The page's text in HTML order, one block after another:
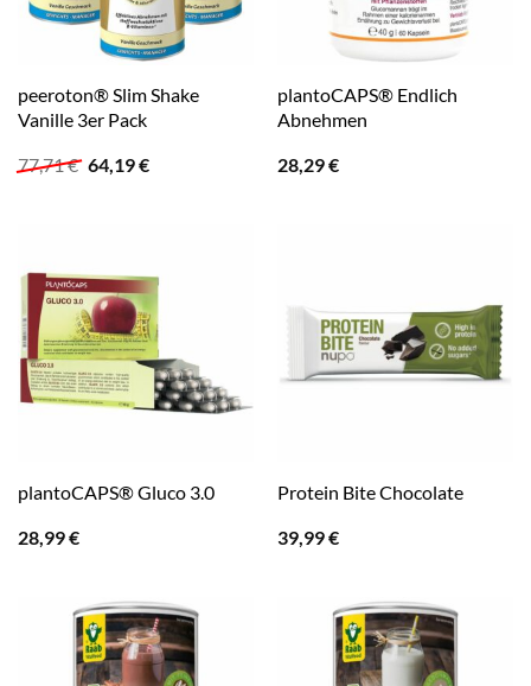
peeroton® Slim Shake
Vanille 3er Pack
77,71€ Ursprünglicher
Preis
64,19€Aktueller
plantoCAPS® Endlich
Abnehmen
28,29€
plantoCAPS® Gluco 3.0
28,99€
Protein Bite Chocolate
39,99€